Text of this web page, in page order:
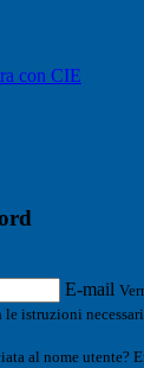
con CIE
E-mail
istruzioni
al nome utente?